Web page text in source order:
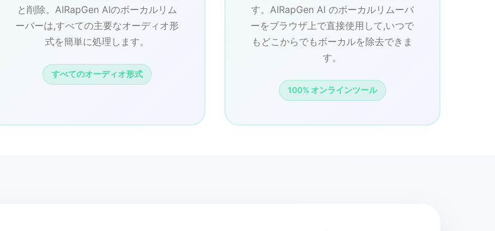
と削除。AIRapGen AIのボーカルリム
ーバーは,すべての主要なオーディオ形
式を簡単に処理します。
すべてのオーディオ形式
す。AIRapGen AI のボーカルリムーバ
ーをブラウザ上で直接使用して,いつで
もどこからでもボーカルを除去できま
す。
100% オンラインツール